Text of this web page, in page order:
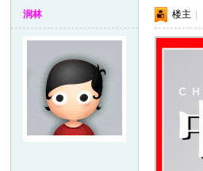
润林 楼主